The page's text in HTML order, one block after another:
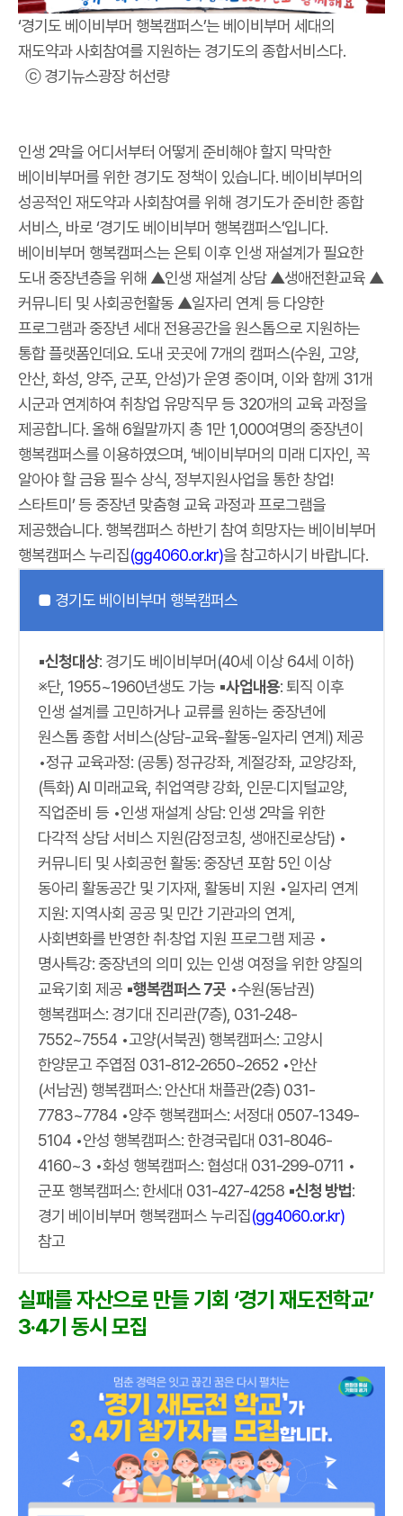
‘경기도 베이비부머 행복캠퍼스’는 베이비부머 세대의
재도약과 사회참여를 지원하는 경기도의 종합서비스다.
ⓒ 경기뉴스광장 허선량
인생 2막을 어디서부터 어떻게 준비해야 할지 막막한
베이비부머를 위한 경기도 정책이 있습니다. 베이비부머의
성공적인 재도약과 사회참여를 위해 경기도가 준비한 종합
서비스, 바로 ‘경기도 베이비부머 행복캠퍼스’입니다.
베이비부머 행복캠퍼스는 은퇴 이후 인생 재설계가 필요한
도내 중장년층을 위해 ▲인생 재설계 상담 ▲생애전환교육 ▲
커뮤니티 및 사회공헌활동 ▲일자리 연계 등 다양한
프로그램과 중장년 세대 전용공간을 원스톱으로 지원하는
통합 플랫폼인데요. 도내 곳곳에 7개의 캠퍼스(수원, 고양,
안산, 화성, 양주, 군포, 안성)가 운영 중이며, 이와 함께 31개
시군과 연계하여 취창업 유망직무 등 320개의 교육 과정을
제공합니다. 올해 6월말까지 총 1만 1,000여명의 중장년이
행복캠퍼스를 이용하였으며, ‘베이비부머의 미래 디자인, 꼭
알아야 할 금융 필수 상식, 정부지원사업을 통한 창업!
스타트미’ 등 중장년 맞춤형 교육 과정과 프로그램을
제공했습니다. 행복캠퍼스 하반기 참여 희망자는 베이비부머
행복캠퍼스 누리집(gg4060.or.kr)을 참고하시기 바랍니다.
■ 경기도 베이비부머 행복캠퍼스
▪신청대상: 경기도 베이비부머(40세 이상 64세 이하)
※단, 1955~1960년생도 가능 ▪사업내용: 퇴직 이후
인생 설계를 고민하거나 교류를 원하는 중장년에
원스톱 종합 서비스(상담-교육-활동-일자리 연계) 제공
•정규 교육과정: (공통) 정규강좌, 계절강좌, 교양강좌,
(특화) AI 미래교육, 취업역량 강화, 인문‧디지털교양,
직업준비 등 •인생 재설계 상담: 인생 2막을 위한
다각적 상담 서비스 지원(감정코칭, 생애진로상담) •
커뮤니티 및 사회공헌 활동: 중장년 포함 5인 이상
동아리 활동공간 및 기자재, 활동비 지원 •일자리 연계
지원: 지역사회 공공 및 민간 기관과의 연계,
사회변화를 반영한 취‧창업 지원 프로그램 제공 •
명사특강: 중장년의 의미 있는 인생 여정을 위한 양질의
교육기회 제공 ▪행복캠퍼스 7곳 •수원(동남권)
행복캠퍼스: 경기대 진리관(7층), 031-248-
7552~7554 •고양(서북권) 행복캠퍼스: 고양시
한양문고 주엽점 031-812-2650~2652 •안산
(서남권) 행복캠퍼스: 안산대 채플관(2층) 031-
7783~7784 •양주 행복캠퍼스: 서정대 0507-1349-
5104 •안성 행복캠퍼스: 한경국립대 031-8046-
4160~3 •화성 행복캠퍼스: 협성대 031-299-0711 •
군포 행복캠퍼스: 한세대 031-427-4258 ▪신청 방법:
경기 베이비부머 행복캠퍼스 누리집(gg4060.or.kr)
참고
실패를 자산으로 만들 기회 ‘경기 재도전학교’
3‧4기 동시 모집